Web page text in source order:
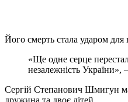
Його смерть стала ударом для
«Ще одне серце
незалежність України»,
Сергій Степанович Шмигун